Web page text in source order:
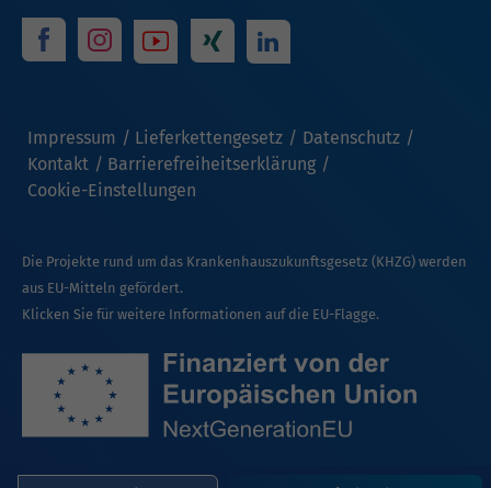
Impressum Lieferkettengesetz
Datenschutz
Kontakt
Barrierefreiheitserklärung
Cookie-Einstellungen
Die Projekte rund um das Krankenhauszukunftsgesetz (KHZG) werden
aus EU-Mitteln gefördert.
Klicken Sie für weitere Informationen auf die EU-Flagge.